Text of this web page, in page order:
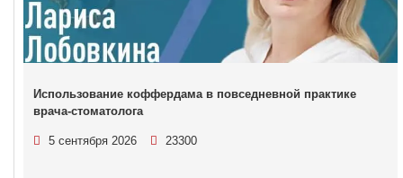
Использование коффердама в повседневной практике
врача-стоматолога
5 сентября 2026 23300